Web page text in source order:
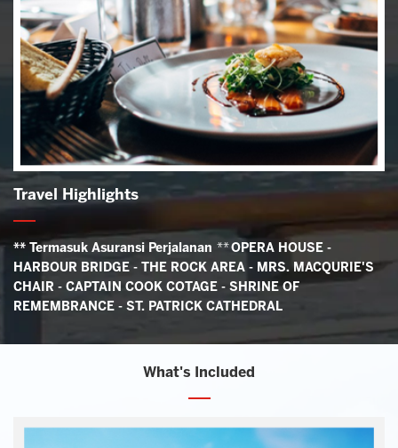
Travel Highlights
** Termasuk Asuransi Perjalanan **OPERA HOUSE -
HARBOUR BRIDGE - THE ROCK AREA - MRS. MACQURIE'S
CHAIR - CAPTAIN COOK COTAGE - SHRINE OF
REMEMBRANCE - ST. PATRICK CATHEDRAL
What's Included